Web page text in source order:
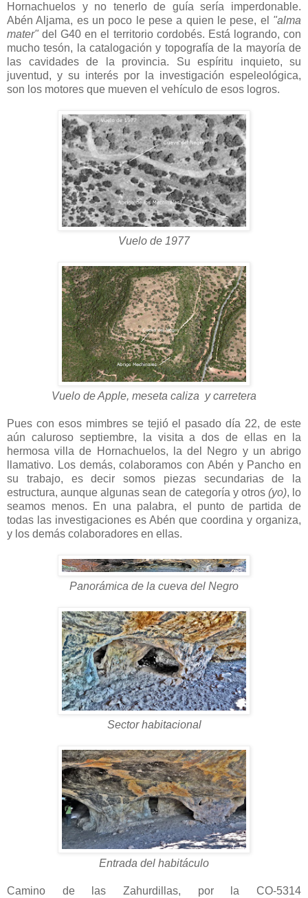
Hornachuelos y no tenerlo de guía sería imperdonable.
Abén Aljama, es un poco le pese a quien le pese, el "alma
mater" del G40 en el territorio cordobés. Está logrando, con
mucho tesón, la catalogación y topografía de la mayoría de
las cavidades de la provincia. Su espíritu inquieto, su
juventud, y su interés por la investigación espeleológica,
son los motores que mueven el vehículo de esos logros.
Vuelo de 1977
Vuelo de Apple, meseta caliza y carretera
Pues con esos mimbres se tejió el pasado día 22, de este
aún caluroso septiembre, la visita a dos de ellas en la
hermosa villa de Hornachuelos, la del Negro y un abrigo
llamativo. Los demás, colaboramos con Abén y Pancho en
su trabajo, es decir somos piezas secundarias de la
estructura, aunque algunas sean de categoría y otros (yo), lo
seamos menos. En una palabra, el punto de partida de
todas las investigaciones es Abén que coordina y organiza,
y los demás colaboradores en ellas.
Panorámica de la cueva del Negro
Sector habitacional
Entrada del habitáculo
Camino de las Zahurdillas, por la CO-5314